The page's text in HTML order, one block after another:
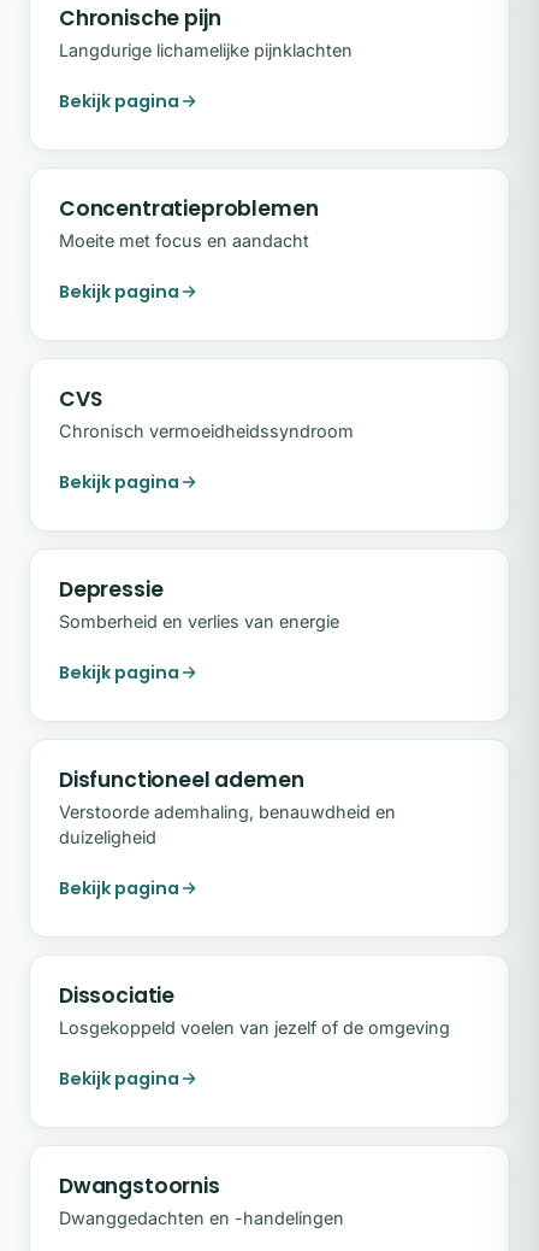
Chronische pijn
Langdurige lichamelijke pijnklachten
Bekijk pagina
Concentratieproblemen
Moeite met focus en aandacht
Bekijk pagina
CVS
Chronisch vermoeidheidssyndroom
Bekijk pagina
Depressie
Somberheid en verlies van energie
Bekijk pagina
Disfunctioneel ademen
Verstoorde ademhaling, benauwdheid en
duizeligheid
Bekijk pagina
Dissociatie
Losgekoppeld voelen van jezelf of de omgeving
Bekijk pagina
Dwangstoornis
Dwanggedachten en -handelingen